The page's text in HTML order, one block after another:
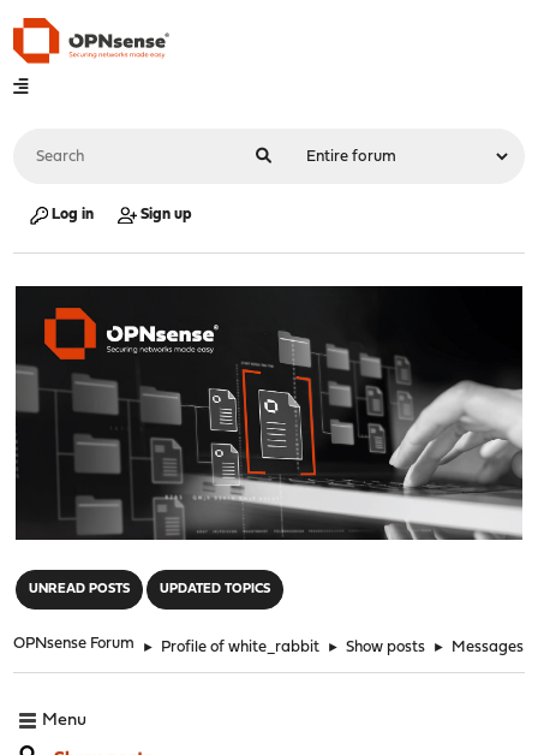
Log in Sign up
UNREAD POSTS UPDATED TOPICS
OPNsense Forum ► Profile of white_rabbit ► Show posts ► Messages
Menu